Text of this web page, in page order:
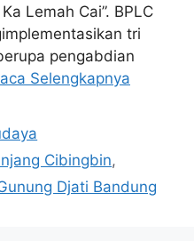
Lemah Cai”. BPLC
tri
pengabdian
Selengkapnya
Cibingbin,
Djati Bandung